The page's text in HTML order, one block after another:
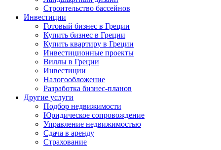
Строительство бассейнов
Инвестиции
Готовый бизнес в Греции
Купить бизнес в Греции
Купить квартиру в Греции
Инвестиционные проекты
Виллы в Греции
Инвестиции
Налогообложение
Разработка бизнес-планов
Другие услуги
Подбор недвижимости
Юридическое сопровождение
Управление недвижимостью
Сдача в аренду
Страхование